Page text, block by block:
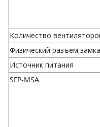
Количество
Физический разъём замка
Источник питания
SFP-MSA